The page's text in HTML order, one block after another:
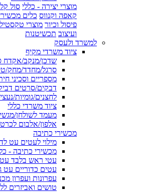
מוצרי יצירה - כללי סול
קאפה וקנווס כלים
פיסול וכיור מוצרי טקסטיל
ועיצוב תכשיטנות
למשרד ולעסק
ציוד משרדי מקיף
שדכן/מנקב/אקדח
סרגל/מחדד/מחק/
מספריים וסכיני
דבקים/סרטים
לחצנים/גומיות/
ציוד משרדי כללי
מעמד לשולחן/
אלפון/אלבום
מכשירי כתיבה
מילוי לעטים עט
מכשירי כתיבה -
עטי ראש בלבד
עטים כדוריים עט
עפרונות ועפרון
טושים ואביזרים